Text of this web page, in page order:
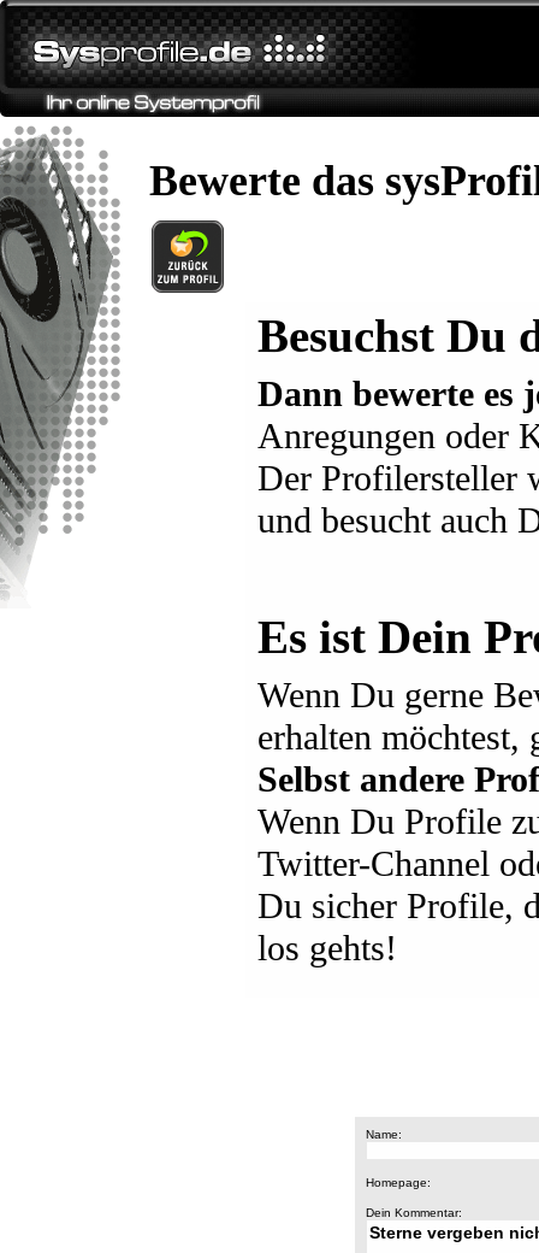
Bewerte das
Besuchst Du
Dann bewerte es
Anregungen oder
Der Profilersteller
und besucht auch
Es ist Dein
Wenn Du gerne
erhalten
Selbst andere
Wenn Du Profile
Twitter-Channel
Du sicher Profile,
los gehts!
Name:
Homepage:
Dein Kommentar: